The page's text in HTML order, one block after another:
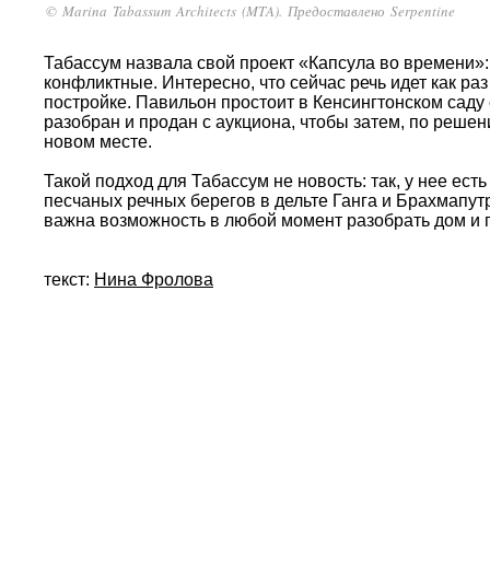
© Marina Tabassum Architects (MTA). Предоставлено Serpentine
Табассум назвала свой проект «Капсула во
конфликтные. Интересно, что сейчас речь идет как
постройке. Павильон простоит в Кенсингтонском
разобран и продан с аукциона, чтобы затем, по
новом месте.
Такой подход для Табассум не новость: так, у нее есть
песчаных речных берегов в дельте Ганга и
важна возможность в любой момент разобрать дом и
текст: Нина Фролова